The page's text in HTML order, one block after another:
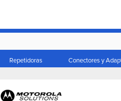
Repetidoras Conectores y